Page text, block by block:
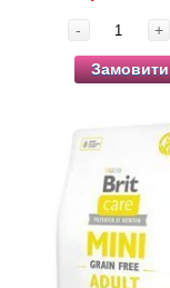
- +
Замовити